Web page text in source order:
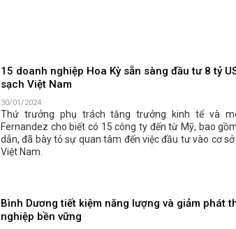
15 doanh nghiệp Hoa Kỳ sẵn sàng đầu tư 8 tỷ
sạch Việt Nam
30/01/2024
Thứ trưởng phụ trách tăng trưởng kinh tế và
Fernandez cho biết có 15 công ty đến từ Mỹ, bao
dẫn, đã bày tỏ sự quan tâm đến việc đầu tư vào cơ
Việt Nam.
Bình Dương tiết kiệm năng lượng và giảm phát
nghiệp bền vững